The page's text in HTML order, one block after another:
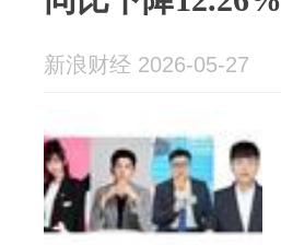
新浪财经 2026-05-27